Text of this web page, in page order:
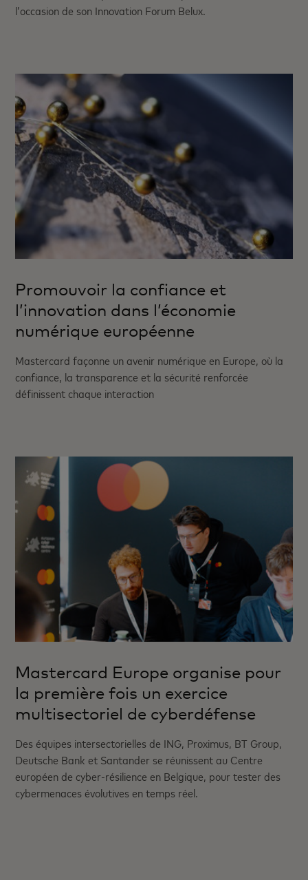
l’occasion de son Innovation Forum Belux.
Promouvoir la confiance et
l’innovation dans l’économie
numérique européenne
Mastercard façonne un avenir numérique en Europe, où la
confiance, la transparence et la sécurité renforcée
définissent chaque interaction
Mastercard Europe organise pour
la première fois un exercice
multisectoriel de cyberdéfense
Des équipes intersectorielles de ING, Proximus, BT Group,
Deutsche Bank et Santander se réunissent au Centre
européen de cyber-résilience en Belgique, pour tester des
cybermenaces évolutives en temps réel.